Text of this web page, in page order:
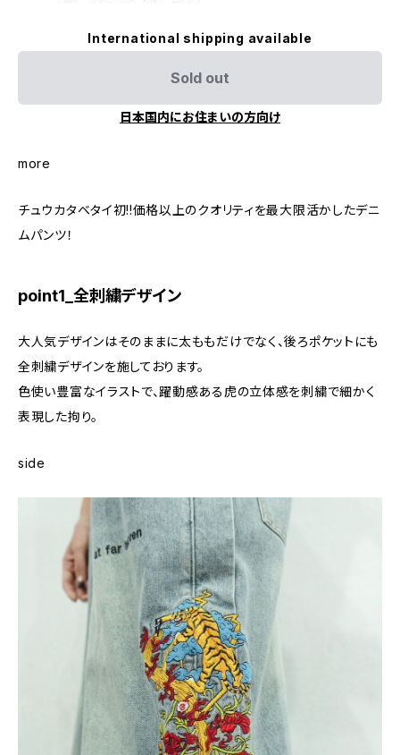
International shipping available
Sold out
日本国内にお住まいの方向け
more
チュウカタベタイ初!!価格以上のクオリティを最大限活かしたデニ
ムパンツ！
point1_全刺繍デザイン
大人気デザインはそのままに太ももだけでなく、後ろポケットにも
全刺繍デザインを施しております。
色使い豊富なイラストで、躍動感ある虎の立体感を刺繍で細かく
表現した拘り。
side